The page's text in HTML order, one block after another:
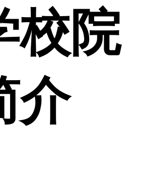
校院
介